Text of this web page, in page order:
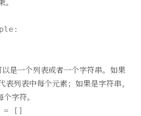
是一个列表或者一个字符串。如果
表列表中每个元素；如果是字符串，
字符。
= []